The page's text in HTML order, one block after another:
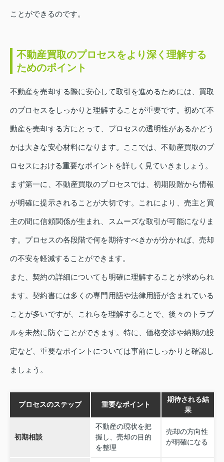
ことができるのです。
不動産買取のプロセスをより深く理解する
ためのポイント
不動産を売却する際に安心して取引を進めるためには、買取
のプロセスをしっかりと理解することが重要です。初めて不
動産を売却する方にとって、プロセスの透明性があるかどう
かは大きな安心材料になります。ここでは、不動産買取のプ
ロセスにおける重要なポイントを詳しく見ていきましょう。
まず第一に、不動産買取のプロセスでは、初期段階から情報
が明確に提示されることが大切です。これにより、売主と買
主の間に信頼関係が生まれ、スムーズな取引が可能になりま
す。プロセスの各段階で何を期待すべきかが分かれば、売却
の不安を軽減することができます。
また、契約の詳細についても明確に理解することが求められ
ます。契約書には多くの専門用語や法律用語が含まれている
ことが多いですが、これらを理解することで、後々のトラブ
ルを未然に防ぐことができます。特に、価格交渉や納期の設
定など、重要なポイントについては事前にしっかりと確認し
ましょう。
プロセスのステップ 重要なポイント
期待される結
果
初期相談
不動産の現状を把
握し、売却の目的
を整理
売却の方向性
が明確になる